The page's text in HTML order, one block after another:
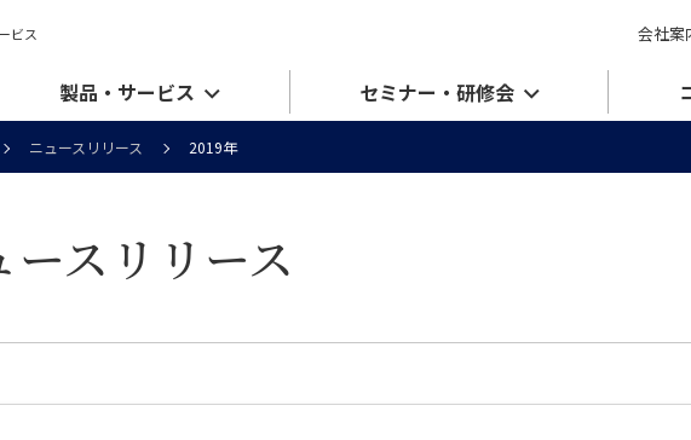
ビス 会社案
製品・サービス セミナー・研修会
ニュースリリース 2019年
ースリリース